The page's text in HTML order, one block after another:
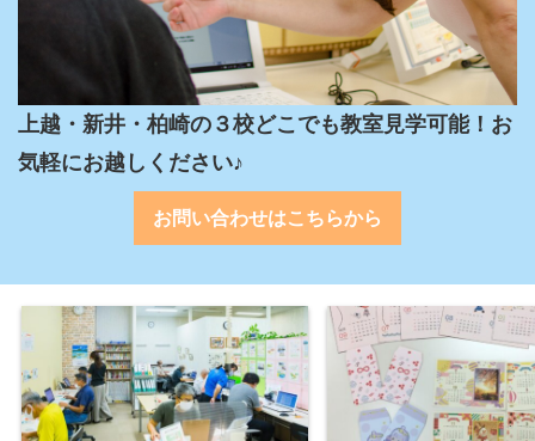
上越・新井・柏崎の３校どこでも教室見学可能！お
気軽にお越しください♪
お問い合わせはこちらから